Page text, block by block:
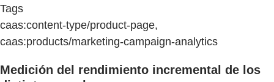
Tags
caas:content-type/product-page,
caas:products/marketing-campaign-analytics
Medición del rendimiento incremental de los